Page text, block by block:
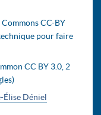
CC-BY
pour faire
CC BY 3.0, 2
Élise Déniel